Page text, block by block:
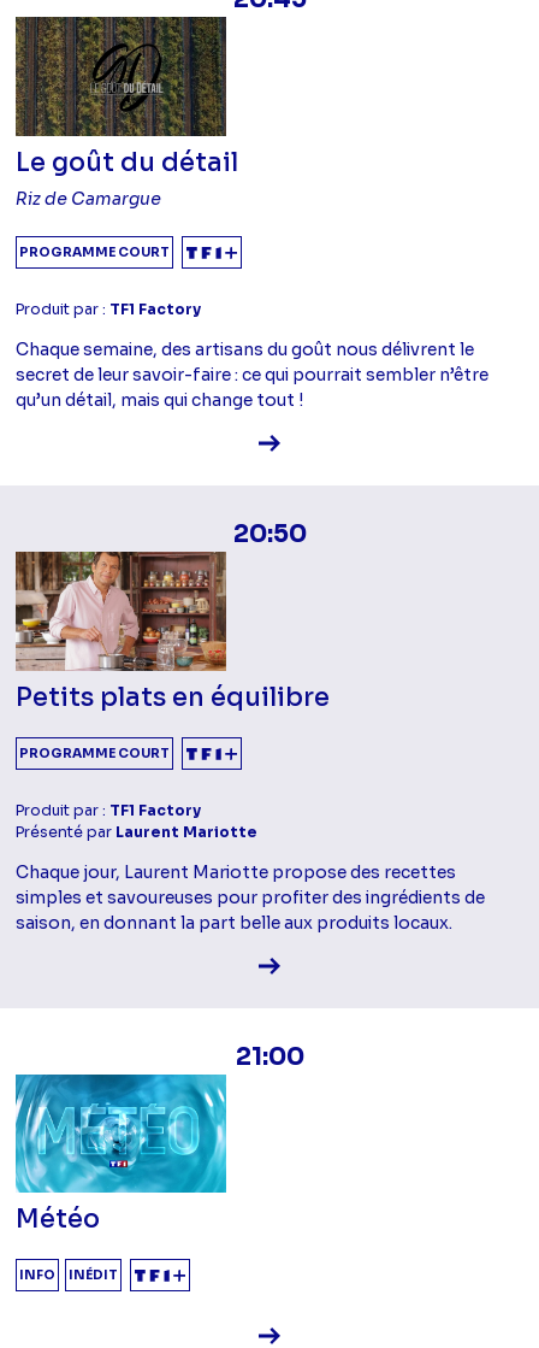
Le goût du détail
Riz de Camargue
PROGRAMME COURT
Produit par : TF1 Factory
Chaque semaine, des artisans du goût nous délivrent le
secret de leur savoir-faire : ce qui pourrait sembler n’être
qu’un détail, mais qui change tout !
Voir la fiche diffusion
20:50
Petits plats en équilibre
PROGRAMME COURT
Produit par : TF1 Factory
Présenté par Laurent Mariotte
Chaque jour, Laurent Mariotte propose des recettes
simples et savoureuses pour profiter des ingrédients de
saison, en donnant la part belle aux produits locaux.
Voir la fiche diffusion
21:00
Météo
INFO INÉDIT
Voir la fiche diffusion